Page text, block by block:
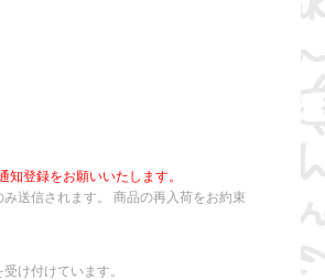
登録をお願いいたします。
送信されます。 商品の再入荷をお約束
け付けています。